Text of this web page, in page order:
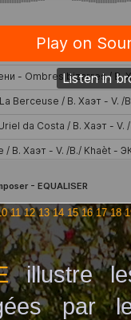
11 12 13 14 15 16 17 18
illustre
par